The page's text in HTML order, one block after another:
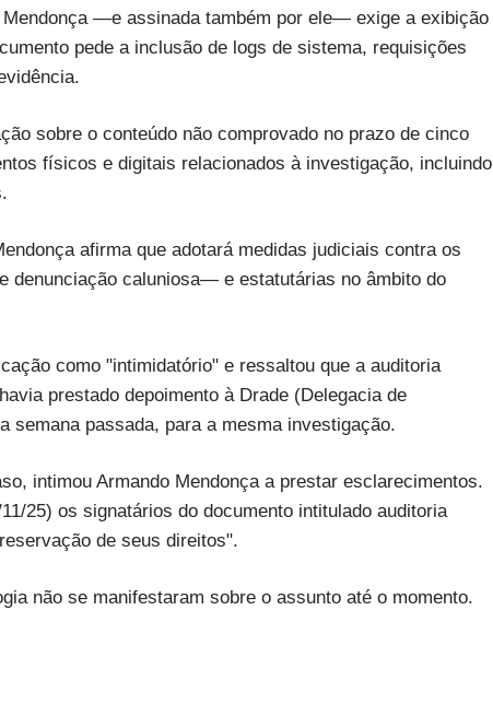
—e assinada também por ele— exige a exibição
pede a inclusão de logs de sistema, requisições
sobre o conteúdo não comprovado no prazo de cinco
físicos e digitais relacionados à investigação, incluindo
afirma que adotará medidas judiciais contra os
caluniosa— e estatutárias no âmbito do
como "intimidatório" e ressaltou que a auditoria
prestado depoimento à Drade (Delegacia de
semana passada, para a mesma investigação.
intimou Armando Mendonça a prestar esclarecimentos.
25) os signatários do documento intitulado auditoria
de seus direitos".
não se manifestaram sobre o assunto até o momento.